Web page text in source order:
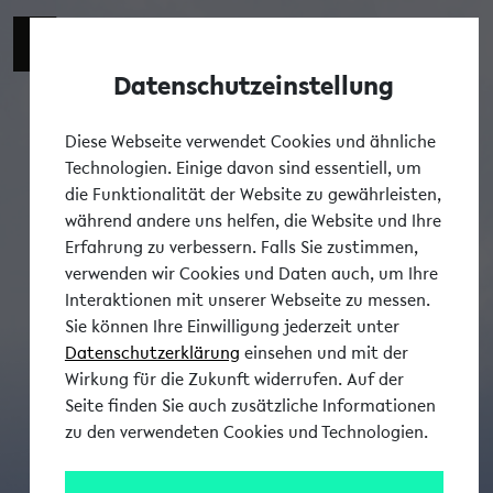
Datenschutzeinstellung
Diese Webseite verwendet Cookies und ähnliche
Technologien. Einige davon sind essentiell, um
die Funktionalität der Website zu gewährleisten,
während andere uns helfen, die Website und Ihre
Erfahrung zu verbessern. Falls Sie zustimmen,
verwenden wir Cookies und Daten auch, um Ihre
Interaktionen mit unserer Webseite zu messen.
Sie können Ihre Einwilligung jederzeit unter
Datenschutzerklärung einsehen und mit der
Wirkung für die Zukunft widerrufen. Auf der
Seite finden Sie auch zusätzliche Informationen
zu den verwendeten Cookies und Technologien.